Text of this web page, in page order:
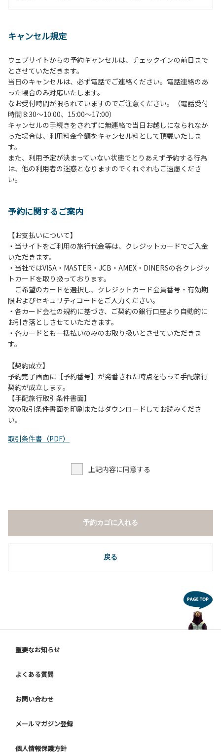
２、中学生以下だけでの利用はできません。高校生以上の方
３、テントサイト（多目的広場を含む。）の使用は、事前に
予約いただいた方のみで、連泊の方を除き、正午からです。
基本的に、テント1張りにつき1区画の予約をお願いします。
管理棟にてチェックインの手続きを行ってください。午後3
時前にお越しの方は、午後3時になりましたら管理棟にて手
続きを行ってください。午後5時過ぎにお越しの方は、翌朝
手続きを行ってください。
４、車両は、荷物の積み下ろし時以外は、駐車場にとめてく
ださい。
５、チェックアウトは、午前10時まで（日帰り使用の場合は
午後5時まで）です。チェックインの手続きを行っていない
方や使用人数が増えた場合は、必ず手続きを行ってくださ
ら午前10時までの間にゴミステーションに出してください。
は、お持ち帰りをお願いします。
【禁止事項】
カラオケ、発電機、地面での直火による焚き火、キャンプフ
ァイヤー、打ち上げ式花火、テントサウナの設置
【注意事項】
当キャンプ場のそばを流れる歴舟川は、上流で雨が降ると短
時間で増水し、川原で遊んでいると大変危険な状態になりや
すく、過去にも増水により人が流される事故が数件起きてい
（１）川原にテントやタープを張らない。
（２）雨が降ったときは川原で遊ばない。
（３）カムイコタン公園キャンプ場で雨が降らなくても、上
流で雨が降り急に増水することがあるので、水の濁りに注意
し、濁り始めたときには直ちに川原での遊びを中止する。
（４）キャンプ場の管理者や地元住民から川についての注意
キャンセル規定
ウェブサイトからの予約キャンセルは、チェックインの前日まで
とさせていただきます。
当日のキャンセルは、必ず電話でご連絡ください。電話連絡のあ
った場合のみ対応いたします。
なお受付時間が限られていますのでご注意ください。（電話受付
時間 8:30～10:00、15:00～17:00）
キャンセルの手続きをされずに無連絡で当日お越しになられなか
った場合は、利用料金全額をキャンセル料として頂戴いたしま
す。
また、利用予定が決まっていない状態でとりあえず予約する行為
は、他の利用者の迷惑となりますのでくれぐれもご遠慮くださ
い。
予約に関するご案内
【お支払いについて】
・当サイトをご利用の旅行代金等は、クレジットカードでご入金
いただきます。
・当社ではVISA・MASTER・JCB・AMEX・DINERSの各クレジッ
トカードを取り扱っております。
ご希望のカードを選択し、クレジットカード会員番号・有効期
限およびセキュリティコードをご入力ください。
・各カード会社の規約に基づき、ご契約の銀行口座より自動的に
お引き落としさせていただきます。
・各カードとも一括払いのみのお取り扱いとさせていただきま
す。
【契約成立】
予約完了画面に［予約番号］が発番された時点をもって手配旅行
契約が成立します。
【手配旅行取引条件書面】
次の取引条件書面を印刷またはダウンロードしてお読みくださ
い。
取引条件書（PDF）
上記内容に同意する
戻る
予約カゴに入れる
重要なお知らせ
よくある質問
お問い合わせ
メールマガジン登録
個人情報保護方針